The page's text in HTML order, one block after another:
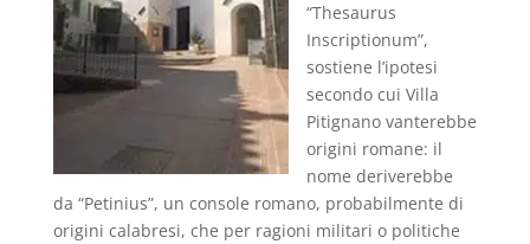
“Thesaurus
Inscriptionum”,
sostiene l’ipotesi
secondo cui Villa
Pitignano vanterebbe
origini romane: il
nome deriverebbe
da “Petinius”, un console romano, probabilmente di
origini calabresi, che per ragioni militari o politiche